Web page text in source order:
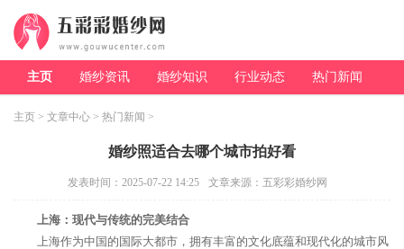
主页 婚纱资讯 婚纱知识 行业动态 热门新闻
主页 > 文章中心 > 热门新闻 >
婚纱照适合去哪个城市拍好看
发表时间：2025-07-22 14:25 文章来源：五彩彩婚纱网
上海：现代与传统的完美结合
上海作为中国的国际大都市，拥有丰富的文化底蕴和现代化的城市风